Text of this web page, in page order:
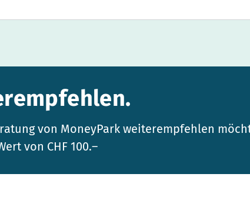
von MoneyPark weiterempfehlen
von CHF 100.–